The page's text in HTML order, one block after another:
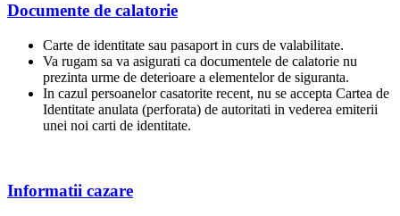
Documente de calatorie
Carte de identitate sau pasaport in curs de valabilitate.
Va rugam sa va asigurati ca documentele de calatorie nu
prezinta urme de deterioare a elementelor de siguranta.
In cazul persoanelor casatorite recent, nu se accepta Cartea de
Identitate anulata (perforata) de autoritati in vederea emiterii
unei noi carti de identitate.
Informatii cazare